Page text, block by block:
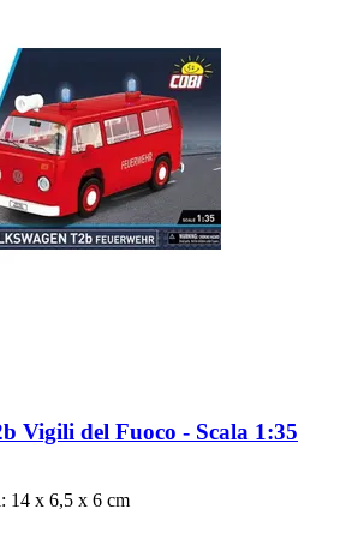
Vigili del Fuoco -​ Scala 1:35
14 x 6,5 x 6 cm